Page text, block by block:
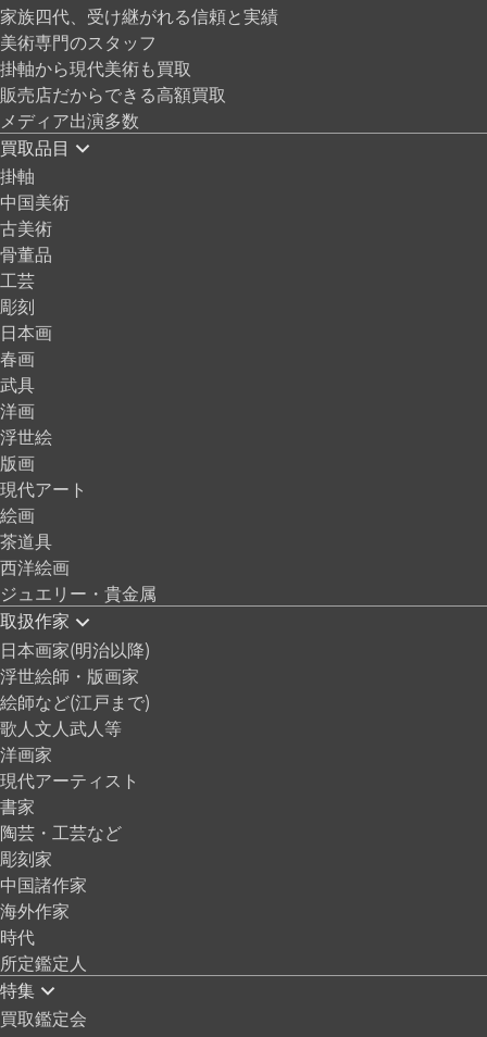
家族四代、受け継がれる信頼と実績
美術専門のスタッフ
掛軸から現代美術も買取
販売店だからできる高額買取
メディア出演多数
買取品目
掛軸
中国美術
古美術
骨董品
工芸
彫刻
日本画
春画
武具
洋画
浮世絵
版画
現代アート
絵画
茶道具
西洋絵画
ジュエリー・貴金属
取扱作家
日本画家(明治以降)
浮世絵師・版画家
絵師など(江戸まで)
歌人文人武人等
洋画家
現代アーティスト
書家
陶芸・工芸など
彫刻家
中国諸作家
海外作家
時代
所定鑑定人
特集
買取鑑定会